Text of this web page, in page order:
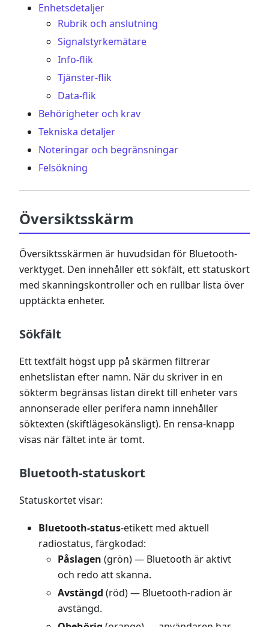
Enhetsdetaljer
Rubrik och anslutning
Signalstyrkemätare
Info-flik
Tjänster-flik
Data-flik
Behörigheter och krav
Tekniska detaljer
Noteringar och begränsningar
Felsökning
Översiktsskärm
Översiktsskärmen är huvudsidan för Bluetooth-
verktyget. Den innehåller ett sökfält, ett statuskort
med skanningskontroller och en rullbar lista över
upptäckta enheter.
Sökfält
Ett textfält högst upp på skärmen filtrerar
enhetslistan efter namn. När du skriver in en
sökterm begränsas listan direkt till enheter vars
annonserade eller perifera namn innehåller
söktexten (skiftlägesokänsligt). En rensa-knapp
visas när fältet inte är tomt.
Bluetooth-statuskort
Statuskortet visar:
Bluetooth-status-etikett med aktuell
radiostatus, färgkodad:
Påslagen (grön) — Bluetooth är aktivt
och redo att skanna.
Avstängd (röd) — Bluetooth-radion är
avstängd.